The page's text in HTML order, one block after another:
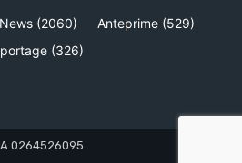
News (2060) Anteprime (529)
(326)
0264526095